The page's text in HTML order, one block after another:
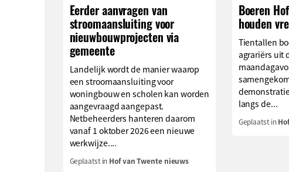
Eerder aanvragen van
stroomaansluiting voor
nieuwbouwprojecten via
gemeente
Landelijk wordt de manier waarop
een stroomaansluiting voor
woningbouw en scholen kan worden
aangevraagd aangepast.
Netbeheerders hanteren daarom
vanaf 1 oktober 2026 een nieuwe
werkwijze....
Geplaatst in Hof van Twente nieuws
Boeren
houden
Tientallen
agrariërs uit
langs de...
Geplaatst in